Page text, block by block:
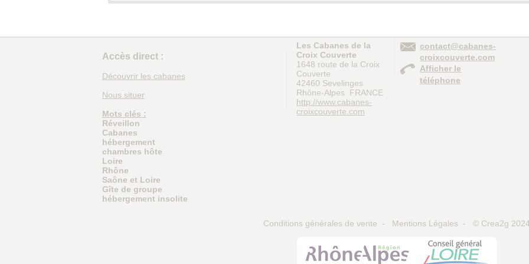
Accès direct :
Découvrir les cabanes
Nous situer
Mots clés :
Réveillon
Cabanes
hébergement
chambres hôte
Loire
Rhône
Saône et Loire
Gîte de groupe
hébergement insolite
Les Cabanes de la
Croix Couverte
1648 route de la Croix
Couverte
42460 Sevelinges
Rhône-Alpes
FRANCE
http://www.cabanes-
croixcouverte.com
contact@cabanes-
croixcouverte.com
Afficher le
téléphone
Conditions générales de vente - Mentions Légales - © Crea2g